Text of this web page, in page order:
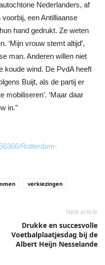
Nederlanders, af
een Antilliaanse
hand gedrukt. Ze weten
‘Mijn vrouw stemt altijd’,
man. Anderen willen niet
koude wind. De PvdA heeft
Buijt, als de partij er
mobiliseren’. ‘Maar daar
in.”
Rotterdam-
verkiezingen
Next article
Drukke en succesvolle
Voetbalplaatjesdag bij de
Albert Heijn Nesselande